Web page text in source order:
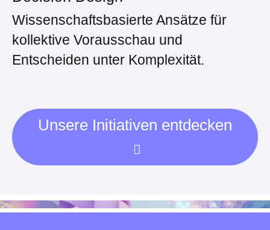
Wissenschaftsbasierte Ansätze für
kollektive Vorausschau und
Entscheiden unter Komplexität.
Unsere Initiativen entdecken